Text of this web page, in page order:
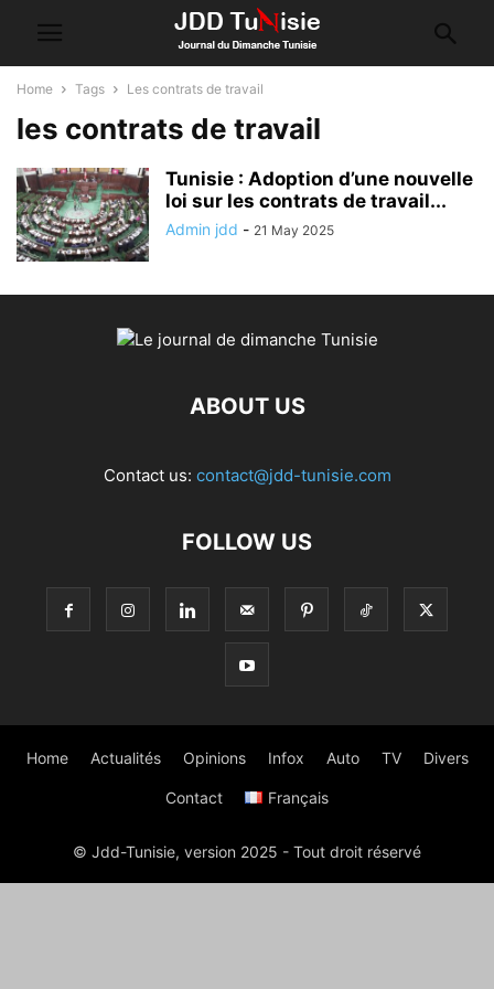
Home Tags Les contrats de travail
les contrats de travail
Tunisie : Adoption d’une nouvelle
loi sur les contrats de travail...
Admin jdd - 21 May 2025
ABOUT US
Contact us: contact@jdd-tunisie.com
FOLLOW US
Home Actualités Opinions Infox Auto TV Divers
Contact Français
© Jdd-Tunisie, version 2025 - Tout droit réservé